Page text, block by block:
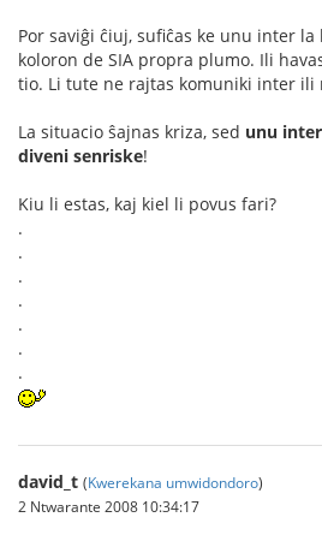
Por saviĝi ĉiuj, sufiĉas ke unu inter
koloron de SIA propra plumo. Ili
tio. Li tute ne rajtas komuniki inter ili
La situacio ŝajnas kriza, sed unu
diveni senriske!
Kiu li estas, kaj kiel li povus fari?
.
.
.
.
.
.
.
david_t (Kwerekana umwidondoro)
2 Ntwarante 2008 10:34:17